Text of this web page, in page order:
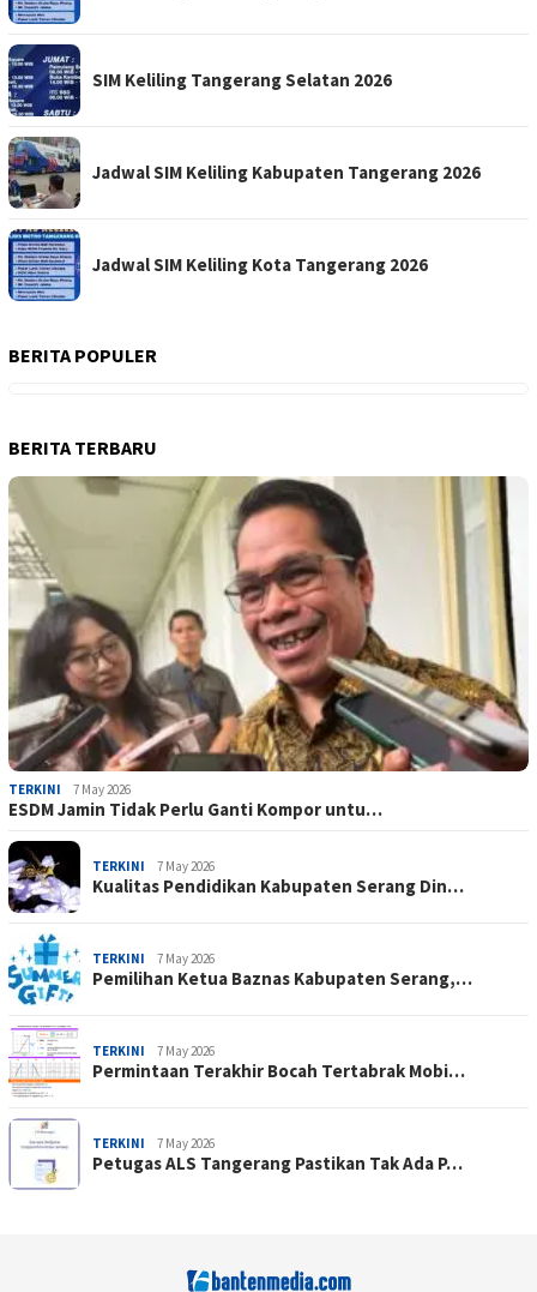
SIM Keliling Tangerang Selatan 2026
Jadwal SIM Keliling Kabupaten Tangerang 2026
Jadwal SIM Keliling Kota Tangerang 2026
BERITA POPULER
BERITA TERBARU
TERKINI 7 May 2026
ESDM Jamin Tidak Perlu Ganti Kompor untu…
TERKINI 7 May 2026
Kualitas Pendidikan Kabupaten Serang Din…
TERKINI 7 May 2026
Pemilihan Ketua Baznas Kabupaten Serang,…
TERKINI 7 May 2026
Permintaan Terakhir Bocah Tertabrak Mobi…
TERKINI 7 May 2026
Petugas ALS Tangerang Pastikan Tak Ada P…